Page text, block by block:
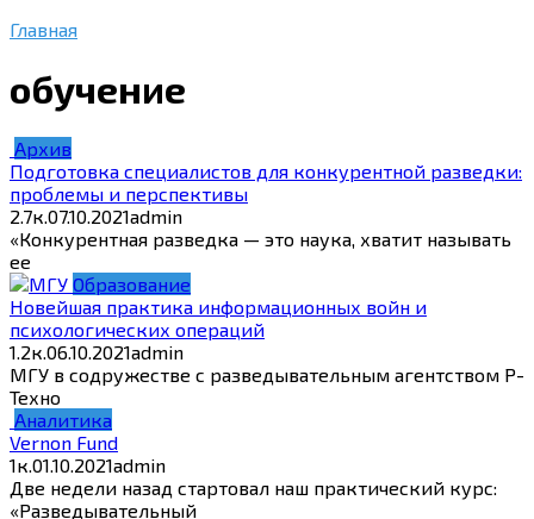
Главная
обучение
Архив
Подготовка специалистов для конкурентной разведки:
проблемы и перспективы
2.7к.07.10.2021admin
«Конкурентная разведка — это наука, хватит называть
ее
Образование
Новейшая практика информационных войн и
психологических операций
1.2к.06.10.2021admin
МГУ в содружестве с разведывательным агентством Р-
Техно
Аналитика
Vernon Fund
1к.01.10.2021admin
Две недели назад стартовал наш практический курс:
«Разведывательный